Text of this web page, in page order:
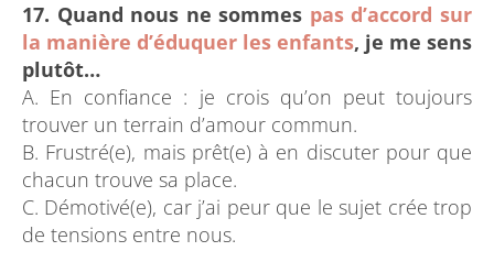
17. Quand nous ne sommes pas d’accord sur
la manière d’éduquer les enfants, je me sens
plutôt…
A. En confiance : je crois qu’on peut toujours
trouver un terrain d’amour commun.
B. Frustré(e), mais prêt(e) à en discuter pour que
chacun trouve sa place.
C. Démotivé(e), car j’ai peur que le sujet crée trop
de tensions entre nous.